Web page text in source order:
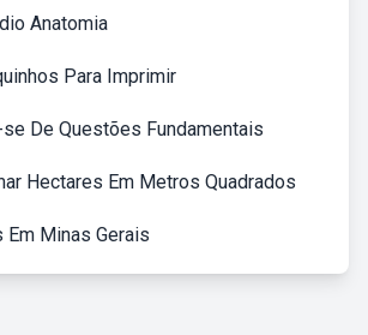
Anatomia
Para Imprimir
se De Questões Fundamentais
Hectares Em Metros Quadrados
Em Minas Gerais